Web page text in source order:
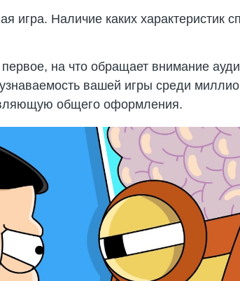
игра. Наличие каких характеристик
на что обращает внимание
вашей игры среди
общего оформления.